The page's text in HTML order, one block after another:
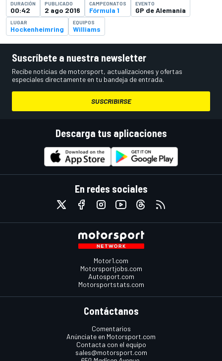
DURACIÓN
00:42
PUBLICADO
2 ago 2016
CAMPEONATOS
Fórmula 1
EVENTO
GP de Alemania
LUGAR
Hockenheimring
EQUIPOS
Williams
Suscríbete a nuestra newsletter
Recibe noticias de motorsport, actualizaciones y ofertas
especiales directamente en tu bandeja de entrada.
SUSCRIBIRSE
Descarga tus aplicaciones
En redes sociales
Motor1.com
Motorsportjobs.com
Autosport.com
Motorsportstats.com
Contáctanos
Comentarios
Anúnciate en Motorsport.com
Contacta con el equipo
sales@motorsport.com